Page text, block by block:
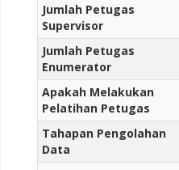
Jumlah Petugas
Supervisor
Jumlah Petugas
Enumerator
Apakah Melakukan
Pelatihan Petugas
Tahapan Pengolahan
Data